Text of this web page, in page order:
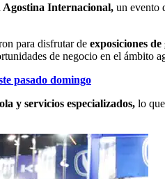
Agostina Internacional, un evento
para disfrutar de exposiciones
de negocio en el ámbito
pasado domingo
y servicios especializados, lo